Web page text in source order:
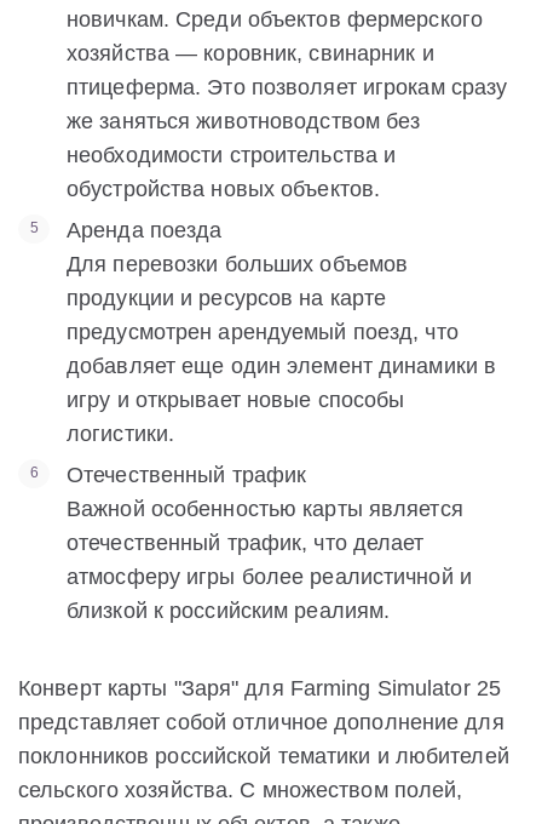
новичкам. Среди объектов фермерского
хозяйства — коровник, свинарник и
птицеферма. Это позволяет игрокам сразу
же заняться животноводством без
необходимости строительства и
обустройства новых объектов.
Аренда поезда
Для перевозки больших объемов
продукции и ресурсов на карте
предусмотрен арендуемый поезд, что
добавляет еще один элемент динамики в
игру и открывает новые способы
логистики.
Отечественный трафик
Важной особенностью карты является
отечественный трафик, что делает
атмосферу игры более реалистичной и
близкой к российским реалиям.
Конверт карты "Заря" для Farming Simulator 25
представляет собой отличное дополнение для
поклонников российской тематики и любителей
сельского хозяйства. С множеством полей,